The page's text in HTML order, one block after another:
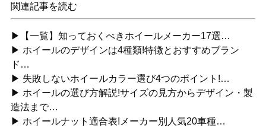
関連記事を読む
▶【一覧】知っておくべきホイールメーカー17選…
▶ ホイールのデザインは4種類!特徴とおすすめブラン
ド…
▶ 失敗しないホイールカラー選び4つのポイント!…
▶ ホイールの選び方解説!サイズの見方からデザイン・製
造法まで…
▶ ホイールナット適合表!メーカー別人気20車種…